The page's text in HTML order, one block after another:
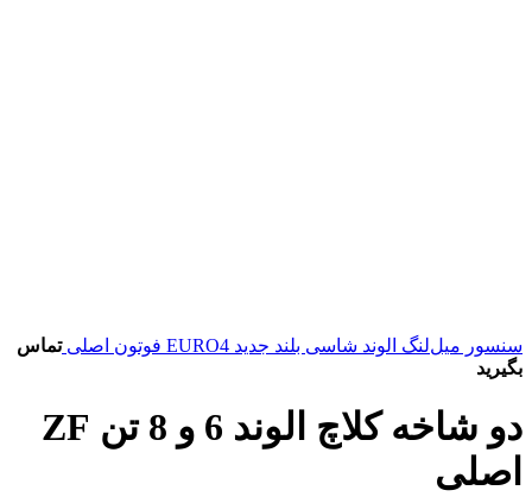
سنسور میل‌لنگ الوند شاسی بلند جدید EURO4 فوتون اصلی
تماس
بگیرید
دو شاخه کلاچ الوند 6 و 8 تن ZF
اصلی